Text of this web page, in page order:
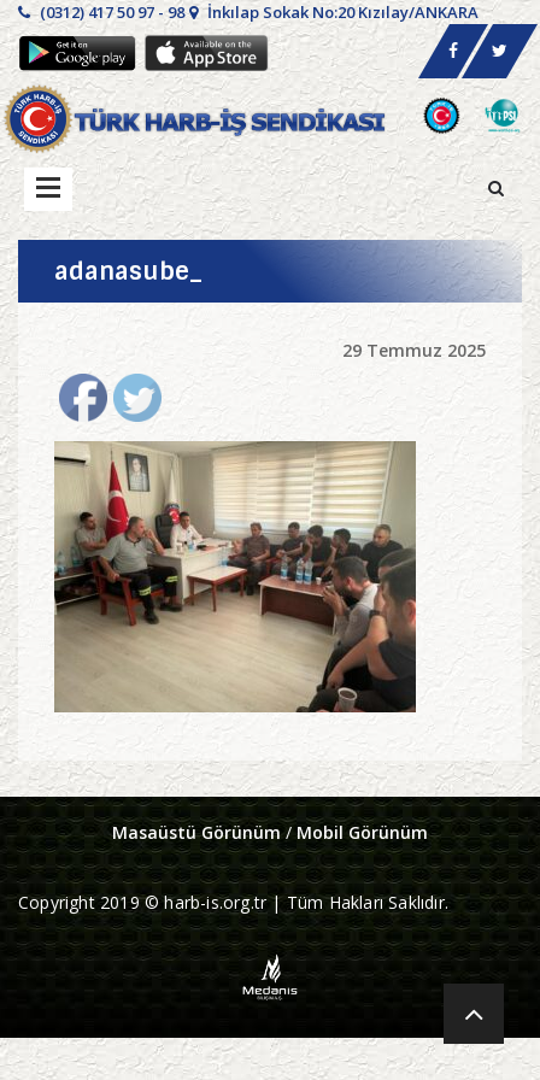
(0312) 417 50 97 - 98 İnkılap Sokak No:20 Kızılay/ANKARA
adanasube_
29 Temmuz 2025
Masaüstü Görünüm/ Mobil Görünüm
Copyright 2019 © harb-is.org.tr | Tüm Hakları Saklıdır.